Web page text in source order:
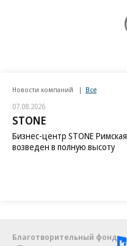
Новости компаний Все
07.08.2026
STONE
Бизнес-центр STONE Римская
возведен в полную высоту
Благотворительный фонд